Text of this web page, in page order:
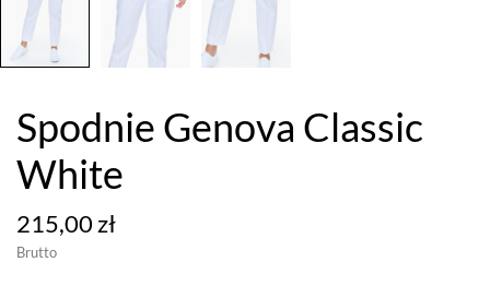
Spodnie Genova Classic
White
215,00 zł
Brutto